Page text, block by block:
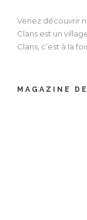
Venez découvrir
Clans est un
Clans, c’est à la
MAGAZINE